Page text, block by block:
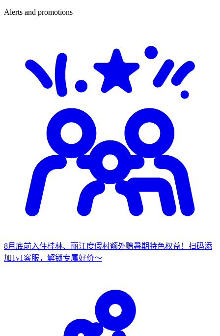
Alerts and promotions
8月底前入住桂林、丽江度假村额外赠暑期特色权益！ 扫码添
加1v1客服，解锁专属好价～